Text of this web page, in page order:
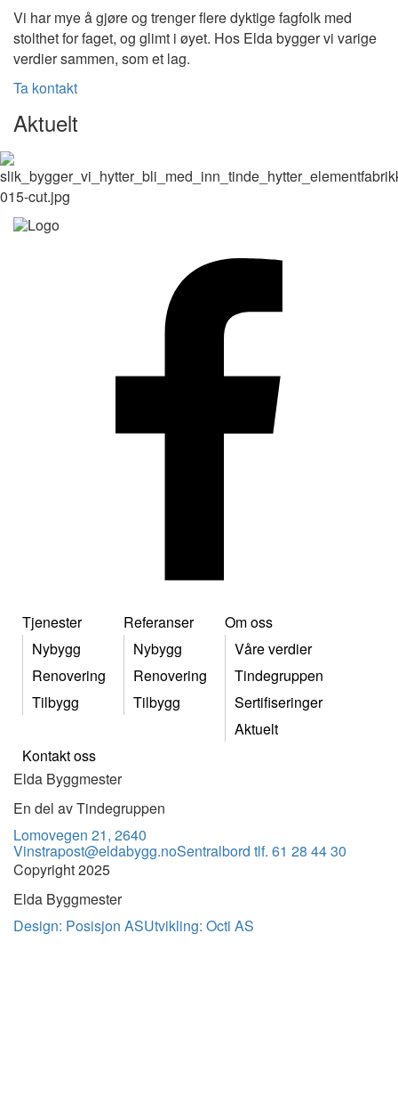
Vi har mye å gjøre og trenger flere dyktige fagfolk med
stolthet for faget, og glimt i øyet. Hos Elda bygger vi varige
verdier sammen, som et lag.
Ta kontakt
Aktuelt
Tjenester
Nybygg
Renovering
Tilbygg
Referanser
Nybygg
Renovering
Tilbygg
Om oss
Våre verdier
Tindegruppen
Sertifiseringer
Aktuelt
Kontakt oss
Elda Byggmester
En del av Tindegruppen
Lomovegen 21, 2640
Vinstrapost@eldabygg.noSentralbord tlf. 61 28 44 30
Copyright 2025
Elda Byggmester
Design: Posisjon ASUtvikling: Octi AS